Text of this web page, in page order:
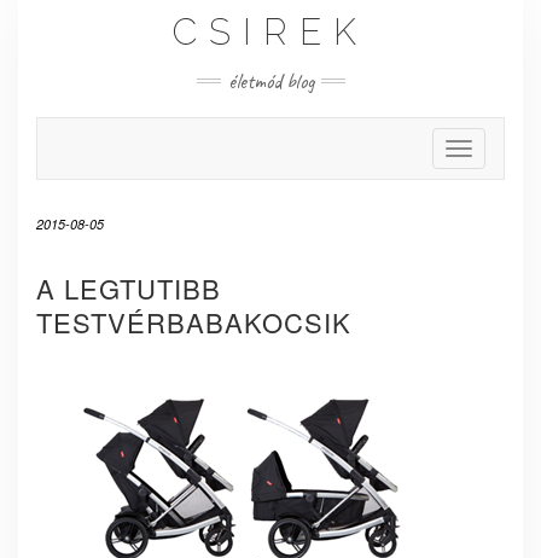
CSIREK
életmód blog
Toggle
2015-08-05
A LEGTUTIBB
TESTVÉRBABAKOCSIK